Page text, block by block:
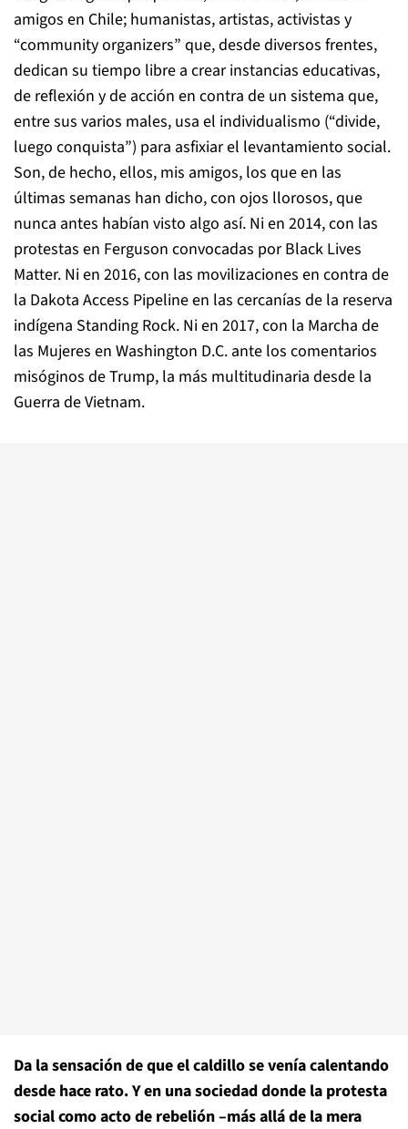
amigos en Chile; humanistas, artistas, activistas y
“community organizers” que, desde diversos frentes,
dedican su tiempo libre a crear instancias educativas,
de reflexión y de acción en contra de un sistema que,
entre sus varios males, usa el individualismo (“divide,
luego conquista”) para asfixiar el levantamiento social.
Son, de hecho, ellos, mis amigos, los que en las
últimas semanas han dicho, con ojos llorosos, que
nunca antes habían visto algo así. Ni en 2014, con las
protestas en Ferguson convocadas por Black Lives
Matter. Ni en 2016, con las movilizaciones en contra de
la Dakota Access Pipeline en las cercanías de la reserva
indígena Standing Rock. Ni en 2017, con la Marcha de
las Mujeres en Washington D.C. ante los comentarios
misóginos de Trump, la más multitudinaria desde la
Guerra de Vietnam.
Da la sensación de que el caldillo se venía calentando
desde hace rato. Y en una sociedad donde la protesta
social como acto de rebelión –más allá de la mera